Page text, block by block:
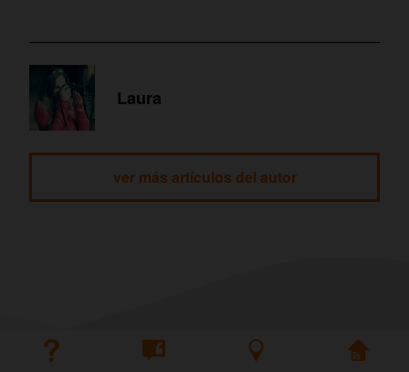
Laura
ver más artículos del autor